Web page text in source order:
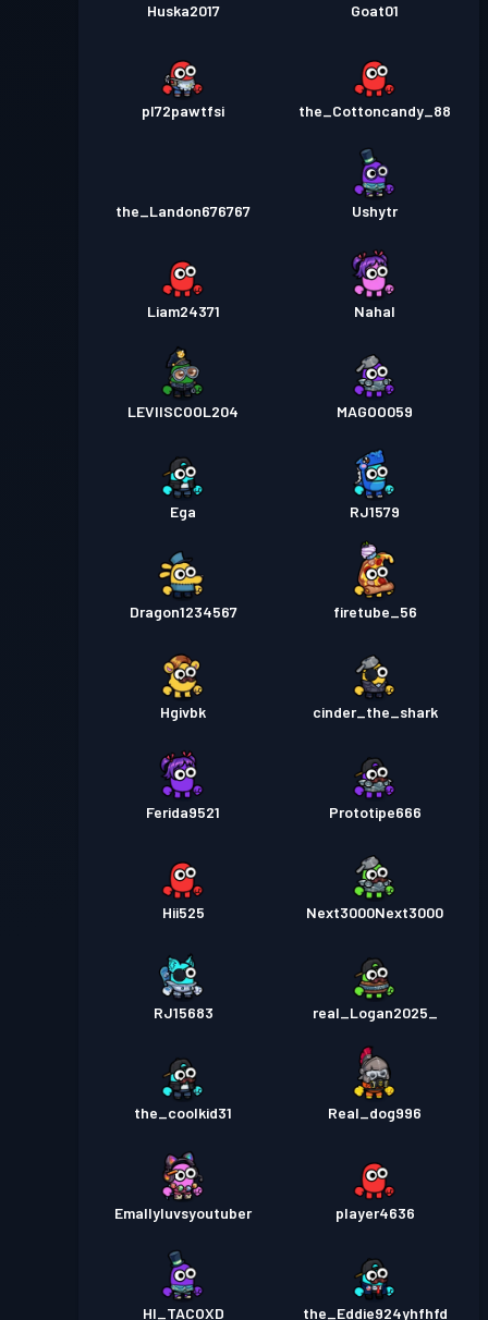
Huska2017 Goat01
pl72pawtfsi the_Cottoncandy_88
the_Landon676767 Ushytr
Liam24371 Nahal
LEVIISCOOL204 MAGOO059
Ega RJ1579
Dragon1234567 firetube_56
Hgivbk cinder_the_shark
Ferida9521 Prototipe666
Hii525 Next3000Next3000
RJ15683 real_Logan2025_
the_coolkid31 Real_dog996
Emallyluvsyoutuber player4636
HI_TACOXD the_Eddie924yhfhfd